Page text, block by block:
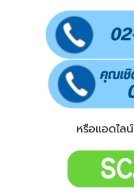
หรือแอดไลน์